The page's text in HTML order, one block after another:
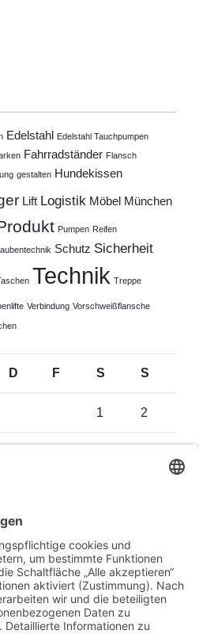
Edelstahl
Edelstahl Tauchpumpen
Fahrradständer Flansch
gestalten Hundekissen
Lift Logistik Möbel München
Pumpen Reifen
Schutz Sicherheit
Technik Treppe
Verbindung Vorschweißflansche
D F S S
1 2
20
27 28 29 30